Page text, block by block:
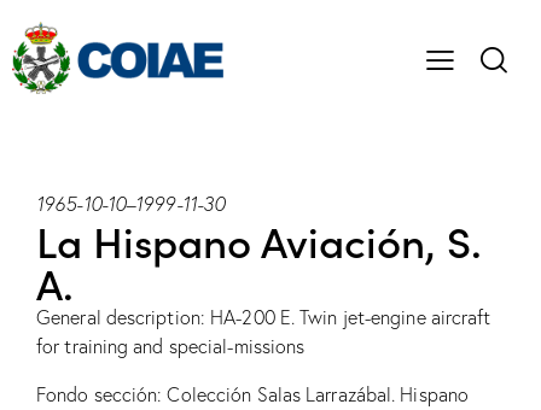
1965-10-10–1999-11-30
La Hispano Aviación, S.
A.
General description: HA-200 E. Twin jet-engine aircraft
for training and special-missions
Fondo sección: Colección Salas Larrazábal. Hispano